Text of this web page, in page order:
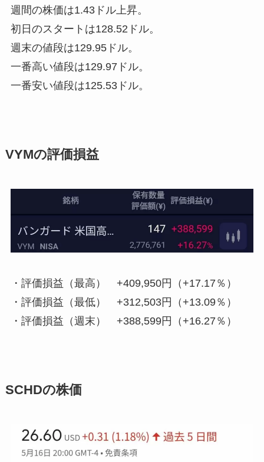
週間の株価は1.43ドル上昇。
初日のスタートは128.52ドル。
週末の値段は129.95ドル。
一番高い値段は129.97ドル。
一番安い値段は125.53ドル。
VYMの評価損益
・ 評価損益（最高） +409,950円（+17.17％）
・ 評価損益（最低） +312,503円（+13.09％）
・ 評価損益（週末） +388,599円（+16.27％）
SCHDの株価